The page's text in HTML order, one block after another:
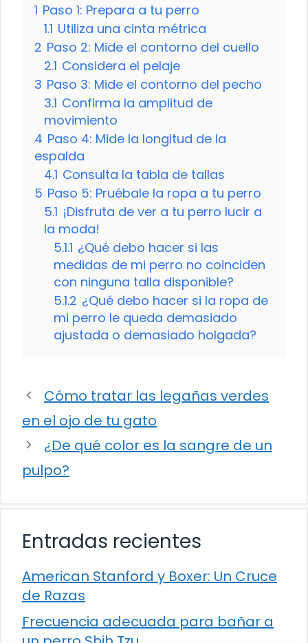
1 Paso 1: Prepara a tu perro
1.1 Utiliza una cinta métrica
2 Paso 2: Mide el contorno del cuello
2.1 Considera el pelaje
3 Paso 3: Mide el contorno del pecho
3.1 Confirma la amplitud de
movimiento
4 Paso 4: Mide la longitud de la
espalda
4.1 Consulta la tabla de tallas
5 Paso 5: Pruébale la ropa a tu perro
5.1 ¡Disfruta de ver a tu perro lucir a
la moda!
5.1.1 ¿Qué debo hacer si las
medidas de mi perro no coinciden
con ninguna talla disponible?
5.1.2 ¿Qué debo hacer si la ropa de
mi perro le queda demasiado
ajustada o demasiado holgada?
Cómo tratar las legañas verdes
en el ojo de tu gato
¿De qué color es la sangre de un
pulpo?
Entradas recientes
American Stanford y Boxer: Un Cruce
de Razas
Frecuencia adecuada para bañar a